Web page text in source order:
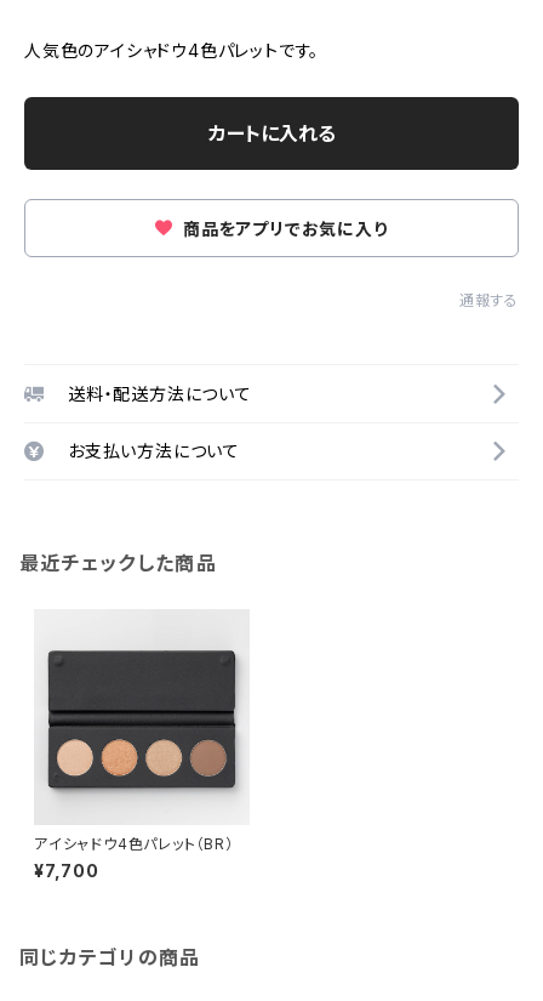
人気色のアイシャドウ4色パレットです。
カートに入れる
商品をアプリでお気に入り
通報する
送料・配送方法について
お支払い方法について
最近チェックした商品
アイシャドウ4色パレット（BR）
¥7,700
同じカテゴリの商品